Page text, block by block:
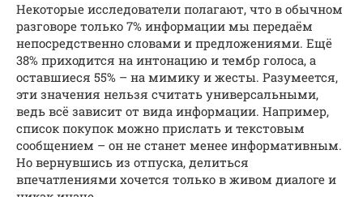
Некоторые исследователи полагают, что в обычном
разговоре только 7% информации мы передаём
непосредственно словами и предложениями. Ещё
38% приходится на интонацию и тембр голоса, а
оставшиеся 55% – на мимику и жесты. Разумеется,
эти значения нельзя считать универсальными,
ведь всё зависит от вида информации. Например,
список покупок можно прислать и текстовым
сообщением – он не станет менее информативным.
Но вернувшись из отпуска, делиться
впечатлениями хочется только в живом диалоге и